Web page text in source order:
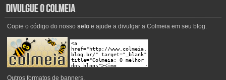
Copie o código do nosso seloe ajude a divulgar a Colmeia em seu blog.
Outros formatos de banners.